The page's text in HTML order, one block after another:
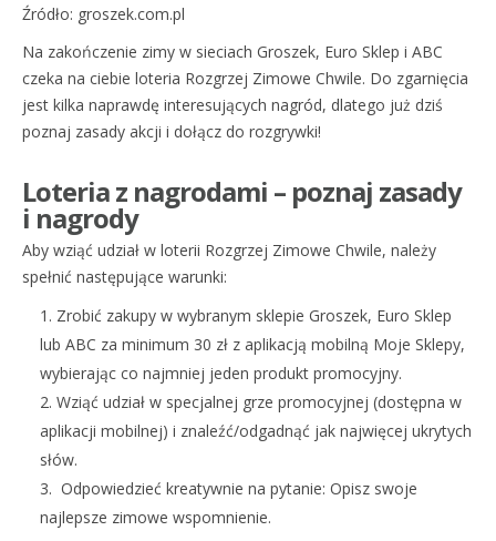
Źródło: groszek.com.pl
Na zakończenie zimy w sieciach Groszek, Euro Sklep i ABC
czeka na ciebie loteria Rozgrzej Zimowe Chwile. Do zgarnięcia
jest kilka naprawdę interesujących nagród, dlatego już dziś
poznaj zasady akcji i dołącz do rozgrywki!
Loteria z nagrodami – poznaj zasady
i nagrody
Aby wziąć udział w loterii Rozgrzej Zimowe Chwile, należy
spełnić następujące warunki:
Zrobić zakupy w wybranym sklepie Groszek, Euro Sklep
lub ABC za minimum 30 zł z aplikacją mobilną Moje Sklepy,
wybierając co najmniej jeden produkt promocyjny.
Wziąć udział w specjalnej grze promocyjnej (dostępna w
aplikacji mobilnej) i znaleźć/odgadnąć jak najwięcej ukrytych
słów.
Odpowiedzieć kreatywnie na pytanie: Opisz swoje
najlepsze zimowe wspomnienie.